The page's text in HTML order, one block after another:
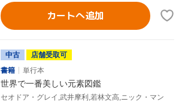
カートへ追加
中古
店舗受取可
書籍
単行本
世界で一番美しい元素図鑑
セオドア・グレイ,武井摩利,若林文高,ニック・マン